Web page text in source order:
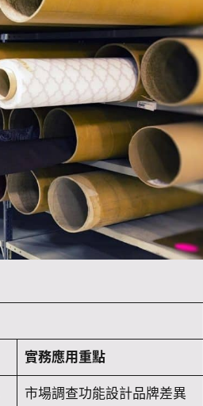
實務應用重點
市場調查功能設計品牌差異